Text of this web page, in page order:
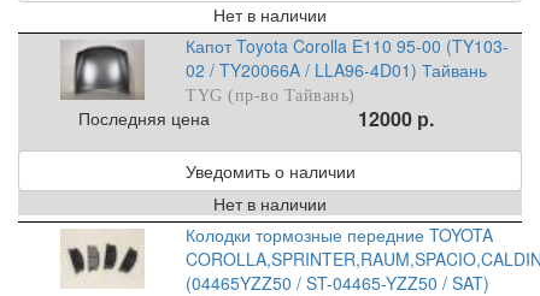
Нет в наличии
Капот Toyota Corolla E110 95-00 (TY103-
02 / TY20066A / LLA96-4D01) Тайвань
TYG (пр-во Тайвань)
Последняя цена 12000 р.
Уведомить о наличии
Нет в наличии
Колодки тормозные передние TOYOTA
(04465YZZ50 / ST-04465-YZZ50 / SAT)